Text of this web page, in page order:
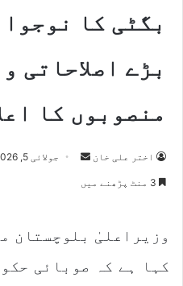
بگٹی کا
بڑے اصلاحاتی
منصوبوں کا
اختر علی خان
Send جولائی 5, 2026
وزیراعلیٰ بلوچستان
کہا ہے کہ صوبائی